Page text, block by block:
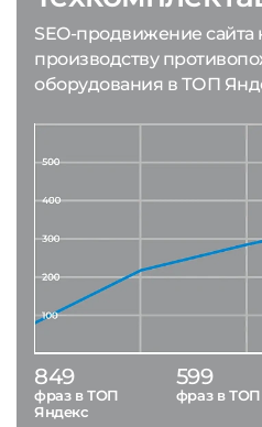
SEO-продвижение
производству
оборудования в ТОП
849
фраз в ТОП
Яндекс
599
фраз в ТОП